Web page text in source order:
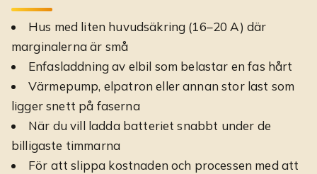
Hus med liten huvudsäkring (16–20 A) där
marginalerna är små
Enfasladdning av elbil som belastar en fas hårt
Värmepump, elpatron eller annan stor last som
ligger snett på faserna
När du vill ladda batteriet snabbt under de
billigaste timmarna
För att slippa kostnaden och processen med att